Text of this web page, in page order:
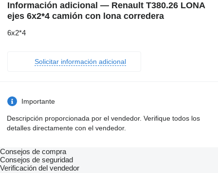
Información adicional — Renault T380.26 LONA
ejes 6x2*4 camión con lona corredera
6x2*4
Solicitar información adicional
Importante
Descripción proporcionada por el vendedor. Verifique todos los
detalles directamente con el vendedor.
Consejos de compra
Consejos de seguridad
Verificación del vendedor